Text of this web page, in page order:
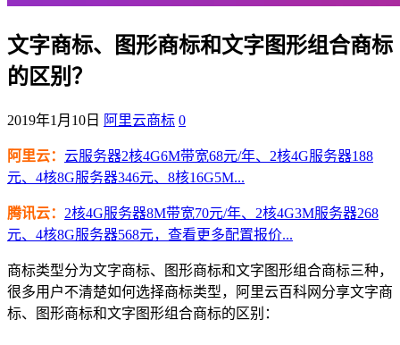
文字商标、图形商标和文字图形组合商标
的区别？
2019年1月10日 阿里云商标 0
阿里云： 云服务器2核4G6M带宽68元/年、2核4G服务器188
元、4核8G服务器346元、8核16G5M...
腾讯云： 2核4G服务器8M带宽70元/年、2核4G3M服务器268
元、4核8G服务器568元，查看更多配置报价...
商标类型分为文字商标、图形商标和文字图形组合商标三种，
很多用户不清楚如何选择商标类型，阿里云百科网分享文字商
标、图形商标和文字图形组合商标的区别：